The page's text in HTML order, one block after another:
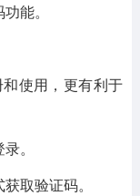
能。
使用，更有利于
。
取验证码。